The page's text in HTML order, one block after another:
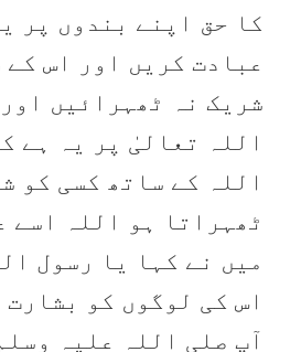
کا حق اپنے بندوں پر
عبادت کریں اور اس کے
شریک نہ ٹھہرائیں
اللہ تعالیٰ پر یہ ہے
اللہ کے ساتھ کسی کو
ٹھہراتا ہو اللہ اسے
میں نے کہا یا رسول
اس کی لوگوں کو
آپ صلی اللہ علیہ